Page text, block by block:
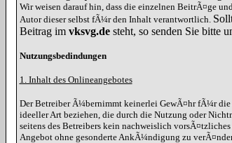
Wir weisen darauf hin, dass die einzelnen BeitrÃ¤ge
Autor dieser selbst fÃ¼r den Inhalt verantwortlich.
Beitrag im vksvg.desteht, so senden Sie bitte
Nutzungsbedindungen
1. Inhalt des Onlineangebotes
Der Betreiber Ã¼bernimmt keinerlei GewÃ¤hr fÃ¼r
ideeller Art beziehen, die durch die Nutzung oder
seitens des Betreibers kein nachweislich
Angebot ohne gesonderte AnkÃ¼ndigung zu